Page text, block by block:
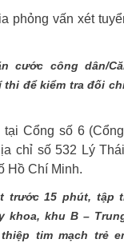
phỏng vấn xét
cước công dân/
thi để kiểm tra đối
Cổng số 6
chỉ số 532 Lý
Hồ Chí Minh.
15 phút, tập
khoa, khu B –
tim mạch trẻ